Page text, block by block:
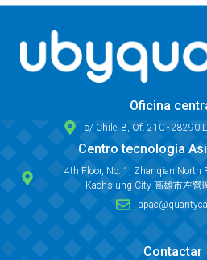
Oficina
c/ Chile, 8, Of. 210 - 28290
Centro tecnología
4th Floor, No. 1, Zhanqian North
Kaohsiung City 高雄市左營
Contactar